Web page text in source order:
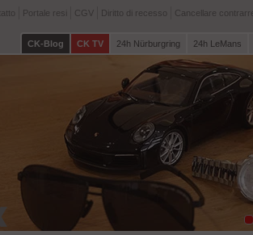
Portale resi CGV Diritto di recesso Cancellare contrarre
CK-Blog CK TV 24h Nürburgring 24h LeMans